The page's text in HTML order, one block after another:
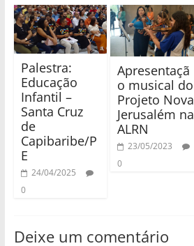
Palestra:
Educação
Infantil –
Santa Cruz
de
Capibaribe/P
E
24/04/2025
0
Apresentaçã
o musical do
Projeto Nova
Jerusalém na
ALRN
23/05/2023
0
Deixe um comentário